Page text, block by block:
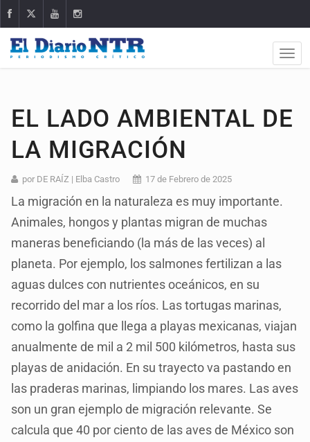
EL LADO AMBIENTAL DE
LA MIGRACIÓN
por DE RAÍZ | Elba Castro 17 de Febrero de 2025
La migración en la naturaleza es muy importante.
Animales, hongos y plantas migran de muchas
maneras beneficiando (la más de las veces) al
planeta. Por ejemplo, los salmones fertilizan a las
aguas dulces con nutrientes oceánicos, en su
recorrido del mar a los ríos. Las tortugas marinas,
como la golfina que llega a playas mexicanas, viajan
anualmente de mil a 2 mil 500 kilómetros, hasta sus
playas de anidación. En su trayecto va pastando en
las praderas marinas, limpiando los mares. Las aves
son un gran ejemplo de migración relevante. Se
calcula que 40 por ciento de las aves de México son